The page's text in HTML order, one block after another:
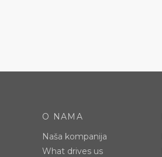
O NAMA
Naša kompanija
What drives us